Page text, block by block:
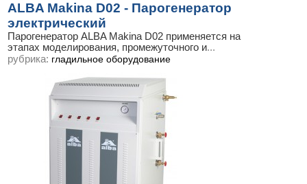
ALBA Makina D02 - Парогенератор
электрический
Парогенератор ALBA Makina D02 применяется на
этапах моделирования, промежуточного и...
рубрика: гладильное оборудование